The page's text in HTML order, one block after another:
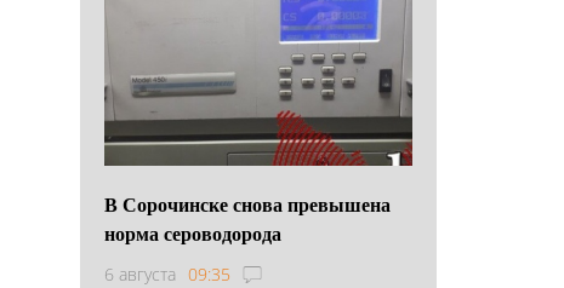
В Сорочинске снова превышена
норма сероводорода
6 августа 09:35